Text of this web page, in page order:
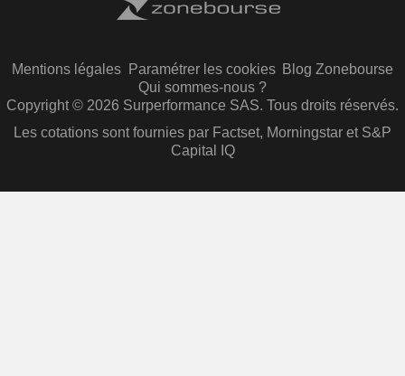
Mentions légales Paramétrer les cookies Blog Zonebourse
Qui sommes-nous ?
Copyright © 2026 Surperformance SAS. Tous droits réservés.
Les cotations sont fournies par Factset, Morningstar et S&P
Capital IQ